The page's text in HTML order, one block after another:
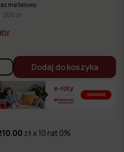
metalowy
200 zł
Dodaj do koszyka
zł x 10 rat 0%